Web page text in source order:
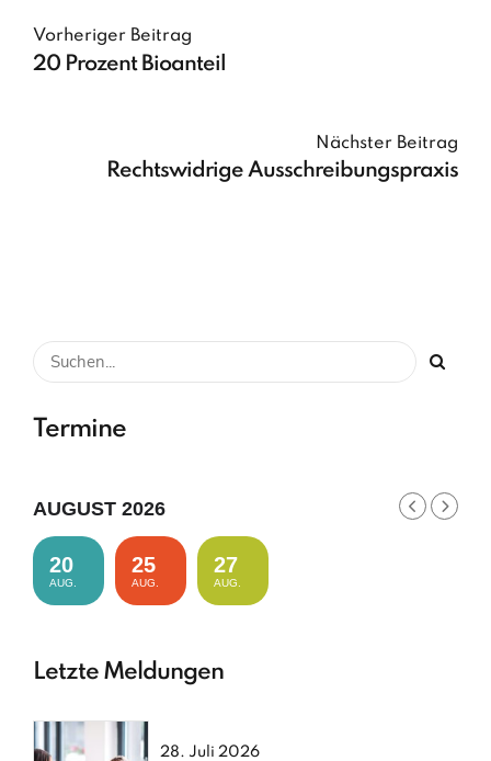
Vorheriger Beitrag
20 Prozent Bioanteil
Nächster Beitrag
Rechtswidrige Ausschreibungspraxis
Termine
AUGUST 2026
20
AUG.
25
AUG.
27
AUG.
Letzte Meldungen
28. Juli 2026